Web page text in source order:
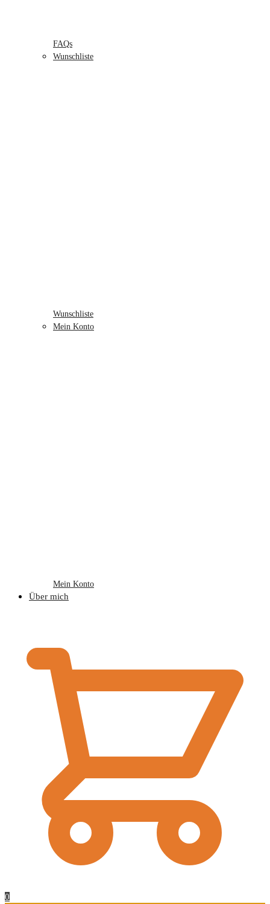
FAQs
Wunschliste
Wunschliste
Mein Konto
Mein Konto
Über mich
0